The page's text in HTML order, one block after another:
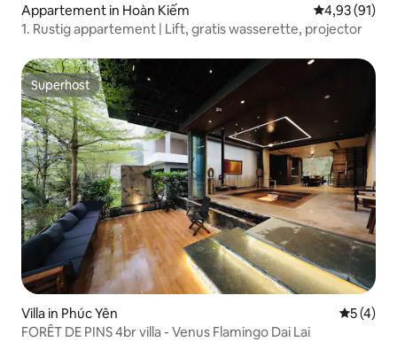
Appartement in Hoàn Kiếm Gemiddelde
4,93 (91)
1. Rustig appartement | Lift, gratis wasserette, projector
Superhost
Superhost
Villa in Phúc Yên
5 (4)
FORÊT DE PINS 4br villa - Venus Flamingo Dai Lai